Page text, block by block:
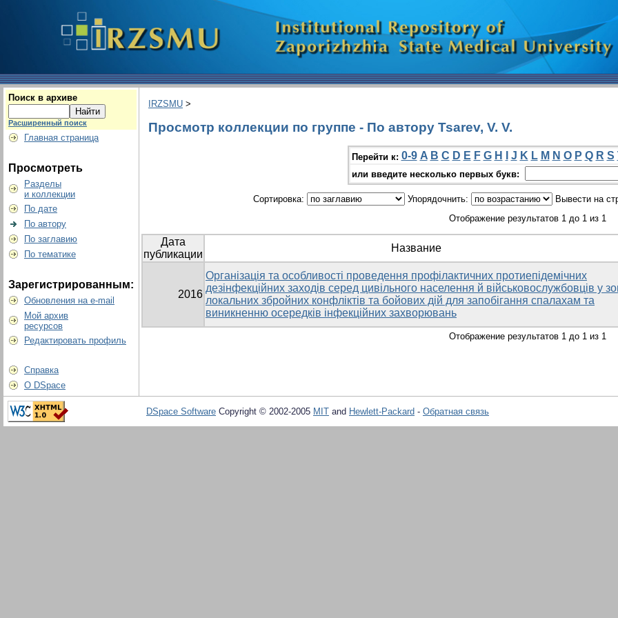
Поиск в архиве
Расширенный поиск
Главная страница
Просмотреть
Разделы
и коллекции
По дате
По автору
По заглавию
По тематике
Зарегистрированным:
Обновления на e-mail
Мой архив
ресурсов
Редактировать профиль
Справка
О DSpace
IRZSMU >
Просмотр коллекции по группе - По автору Tsarev, V. V.
Перейти к: 0-9 A B C D E F G H J K L M N O P Q R S
или введите несколько первых букв:
Сортировка: Упорядочнить:
Вывести на
Отображение результатов 1 до 1 из 1
Дата
публикации
Название
2016
Організація та особливості проведення профілактичних протиепідемічних
дезінфекційних заходів серед цивільного населення й військовослужбовців у
локальних збройних конфліктів та бойових дій для запобігання спалахам та
виникненню осередків інфекційних захворювань
Отображение результатов 1 до 1 из 1
DSpace Software Copyright © 2002-2005 MIT and Hewlett-Packard - Обратная связь